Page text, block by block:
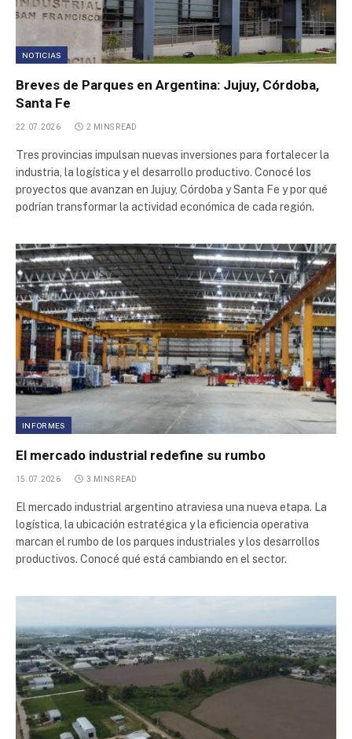
NOTICIAS
Breves de Parques en Argentina: Jujuy, Córdoba,
Santa Fe
22.07.2026 2 MINS READ
Tres provincias impulsan nuevas inversiones para fortalecer la
industria, la logística y el desarrollo productivo. Conocé los
proyectos que avanzan en Jujuy, Córdoba y Santa Fe y por qué
podrían transformar la actividad económica de cada región.
INFORMES
El mercado industrial redefine su rumbo
15.07.2026 3 MINS READ
El mercado industrial argentino atraviesa una nueva etapa. La
logística, la ubicación estratégica y la eficiencia operativa
marcan el rumbo de los parques industriales y los desarrollos
productivos. Conocé qué está cambiando en el sector.